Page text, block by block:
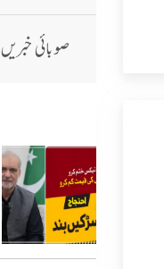
صوبائی خبریں